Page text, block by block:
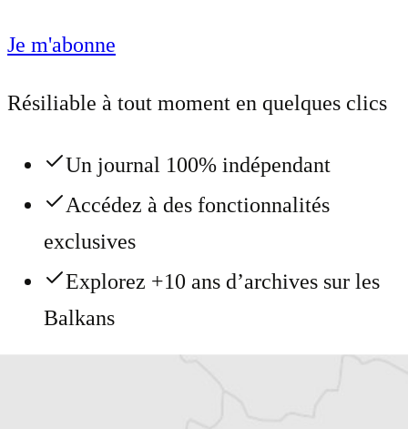
Je m'abonne
Résiliable à tout moment en quelques clics
Un journal 100% indépendant
Accédez à des fonctionnalités
exclusives
Explorez +10 ans d’archives sur les
Balkans